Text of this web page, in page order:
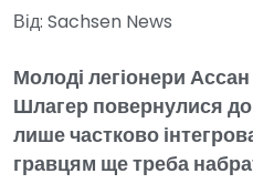
Від: Sachsen News
Молоді легіонери
Шлагер повернулися
лише частково
гравцям ще треба